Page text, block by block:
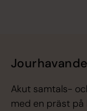
Akut samtals-
med en präst på